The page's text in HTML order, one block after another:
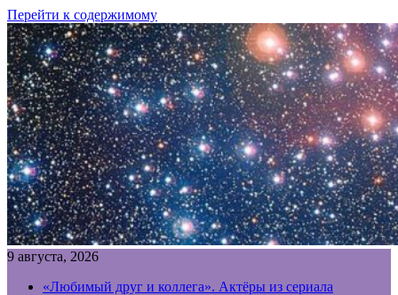
Перейти к содержимому
9 августа, 2026
«Любимый друг и коллега». Актёры из сериала